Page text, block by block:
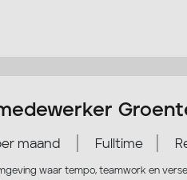
maand Fulltime
waar tempo, teamwork en